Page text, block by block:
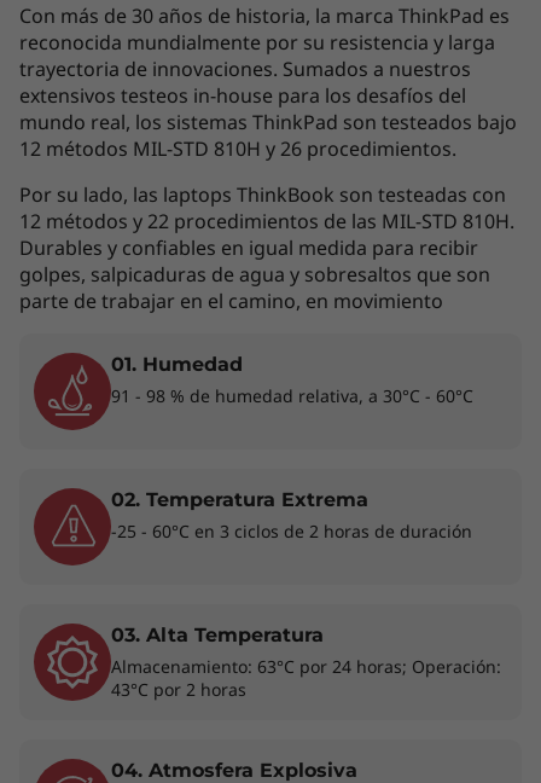
Con los procesadores móviles AMD Ryzen™
PRO 7040 Series equipados con inteligencia
artificial Ryzen™, el portátil Lenovo ThinkPad
T14s de 4.ª generación ofrece una gran
potencia para afrontar incluso las tareas más
exigentes. No importa si quieres renderizar en
3D, exportar archivos de vídeo masivos o
visualizar un sueño arquitectónico, estos
procesadores se han diseñado para ganarle la
carrera al reloj. Además, con la seguridad PRO,
la capacidad de gestión PRO y las funciones
administradores de IT apreciarán la
comodidad de la implementación y la
capacidad de gestión remotas, y todo el
Con más de 30 años de historia, la marca ThinkPad es
reconocida mundialmente por su resistencia y larga
trayectoria de innovaciones. Sumados a nuestros
extensivos testeos in-house para los desafíos del
mundo real, los sistemas ThinkPad son testeados bajo
12 métodos MIL-STD 810H y 26 procedimientos.
Por su lado, las laptops ThinkBook son testeadas con
12 métodos y 22 procedimientos de las MIL-STD 810H.
Durables y confiables en igual medida para recibir
golpes, salpicaduras de agua y sobresaltos que son
parte de trabajar en el camino, en movimiento
01. Humedad
91 - 98 % de humedad relativa, a 30°C - 60°C
02. Temperatura Extrema
-25 - 60°C en 3 ciclos de 2 horas de duración
03. Alta Temperatura
Almacenamiento: 63°C por 24 horas; Operación:
43°C por 2 horas
04. Atmosfera Explosiva